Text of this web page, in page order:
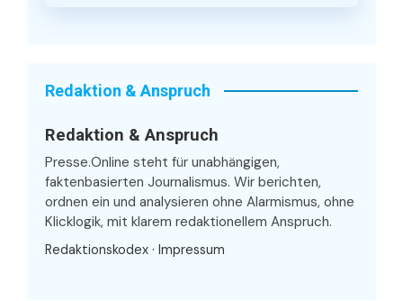
Redaktion & Anspruch
Redaktion & Anspruch
Presse.Online steht für unabhängigen,
faktenbasierten Journalismus. Wir berichten,
ordnen ein und analysieren ohne Alarmismus, ohne
Klicklogik, mit klarem redaktionellem Anspruch.
Redaktionskodex · Impressum